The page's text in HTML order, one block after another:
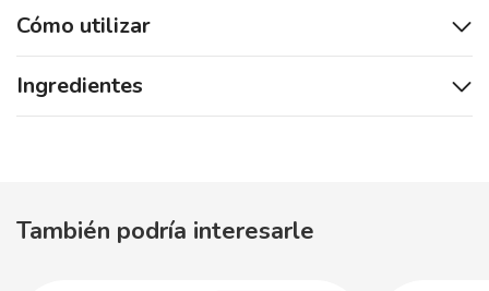
Cómo utilizar
Ingredientes
También podría interesarle